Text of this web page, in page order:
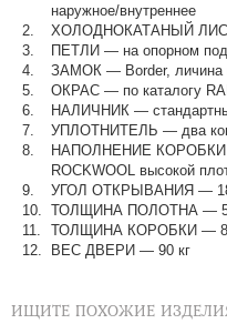
наружное/внутреннее
ХОЛОДНОКАТАНЫЙ
ПЕТЛИ — на опорном
ЗАМОК — Border, личина
ОКРАС — по каталогу
НАЛИЧНИК —
УПЛОТНИТЕЛЬ — два
НАПОЛНЕНИЕ КОРОБКИ
ROCKWOOL высокой
УГОЛ ОТКРЫВАНИЯ —
ТОЛЩИНА ПОЛОТНА —
ТОЛЩИНА КОРОБКИ —
ВЕС ДВЕРИ — 90 кг
ИЩИТЕ ПОХОЖИЕ